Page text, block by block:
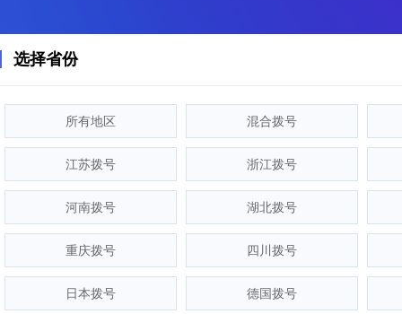
选择省份
所有地区 混合拨号
江苏拨号 浙江拨号
河南拨号 湖北拨号
重庆拨号 四川拨号
日本拨号 德国拨号